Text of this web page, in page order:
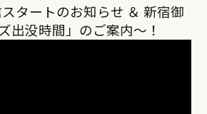
タートのお知らせ ＆ 新宿御
出没時間」のご案内〜！